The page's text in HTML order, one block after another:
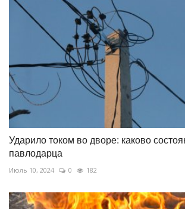
Ударило током во дворе: каково
павлодарца
Июль 10, 2024 0 182